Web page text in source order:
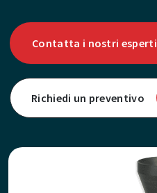
Contatta i nostri esperti
Richiedi un preventivo